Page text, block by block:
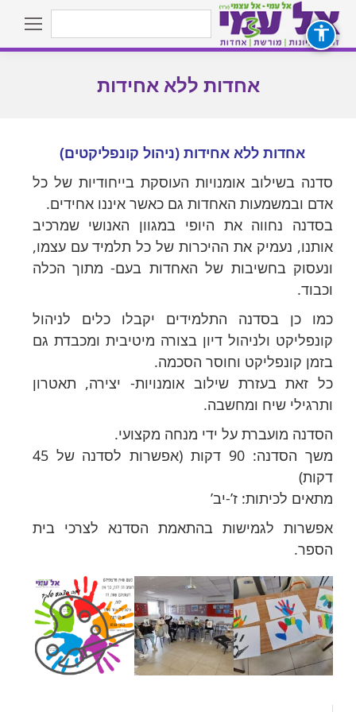
You are here:
אחדות ללא אחידות
אחדות ללא אחידות (ניהול קונפליקטים)
סדנה בשילוב אומנויות העוסקת בייחודיות של כל
אדם ובמשמעות האחדות גם כאשר איננו אחידים.
בסדנה נחווה את היופי במגוון האנושי שמרכיב
אותנו, נעמיק את ההיכרות של כל תלמיד עם עצמו,
ונעסוק בחשיבות של האחדות בעם- מתוך הכלה
וכבוד.
כמו כן בסדנה התלמידים יקבלו כלים לניהול
קונפליקט ולניהול דיון בצורה מיטיבית ומכבדת גם
בזמן קונפליקט וחוסר הסכמה.
כל זאת בעזרת שילוב אומנויות- יצירה, תאטרון
ותרגילי שיח ומחשבה.
הסדנה מועברת על ידי מנחה מקצועי.
משך הסדנה: 90 דקות (אפשרות לסדנה של 45
דקות)
מתאים לכיתות: ז’-יב’
אפשרות לגמישות בהתאמת הסדנא לצרכי בית
הספר.